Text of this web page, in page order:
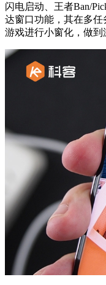
闪电启动、王者Ban/
达窗口功能，其在多
游戏进行小窗化，做到